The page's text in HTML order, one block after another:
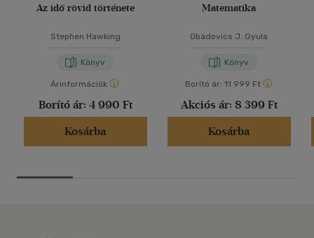
Az idő rövid története
Stephen Hawking
Könyv
Árinformációk
Borító ár: 4 990 Ft
Kosárba
Matematika
Obádovics J. Gyula
Könyv
Borító ár: 11 999 Ft
Akciós ár: 8 399 Ft
Kosárba